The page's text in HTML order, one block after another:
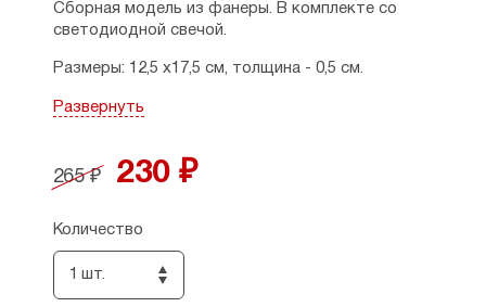
Сборная модель из фанеры. В комплекте со
светодиодной свечой.
Размеры: 12,5 х17,5 см, толщина - 0,5 см.
Страна производитель: Россия.
Развернуть
265 ₽ 230 ₽
Количество
1 шт.